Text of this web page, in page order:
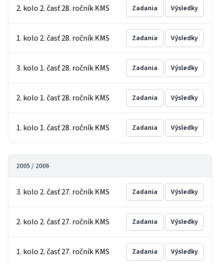
2. kolo 2. časť 28. ročník KMS Zadania Výsledky
1. kolo 2. časť 28. ročník KMS Zadania Výsledky
3. kolo 1. časť 28. ročník KMS Zadania Výsledky
2. kolo 1. časť 28. ročník KMS Zadania Výsledky
1. kolo 1. časť 28. ročník KMS Zadania Výsledky
2005 / 2006
3. kolo 2. časť 27. ročník KMS Zadania Výsledky
2. kolo 2. časť 27. ročník KMS Zadania Výsledky
1. kolo 2. časť 27. ročník KMS Zadania Výsledky